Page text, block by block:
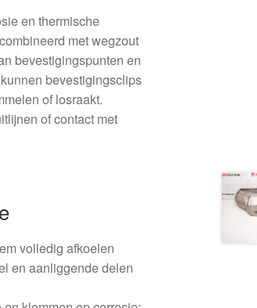
en thermische
met wegzout
bevestigingspunten en
bevestigingsclips
of losraakt.
of contact met
volledig afkoelen
en aanliggende delen